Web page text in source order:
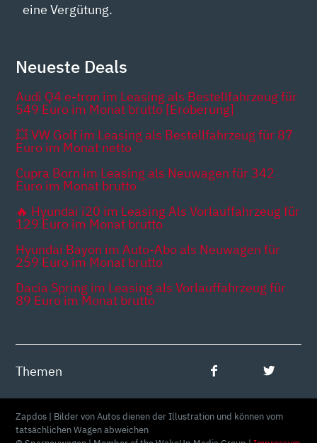
eine Vergütung.
Neueste Deals
Audi Q4 e-tron im Leasing als Bestellfahrzeug für
549 Euro im Monat brutto [Eroberung]
💥 VW Golf im Leasing als Bestellfahrzeug für 87
Euro im Monat netto
Cupra Born im Leasing als Neuwagen für 342
Euro im Monat brutto
🔥 Hyundai i20 im Leasing Als Vorlauffahrzeug für
129 Euro im Monat brutto
Hyundai Bayon im Auto-Abo als Neuwagen für
259 Euro im Monat brutto
Dacia Spring im Leasing als Vorlauffahrzeug für
89 Euro im Monat brutto
Themen
Zapdos | Bilder von Autos dienen der Illustration und können vom
tatsächlichen Wagen abweichen